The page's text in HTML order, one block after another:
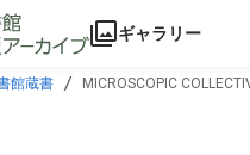
ギャラリー
館蔵書 MICROSCOPIC